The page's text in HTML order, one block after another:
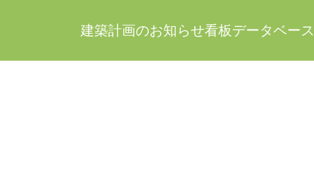
建築計画のお知らせ看板データベース